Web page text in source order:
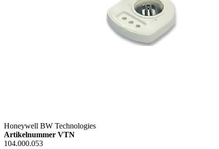
Honeywell BW Technologies
Artikelnummer VTN
104.000.053